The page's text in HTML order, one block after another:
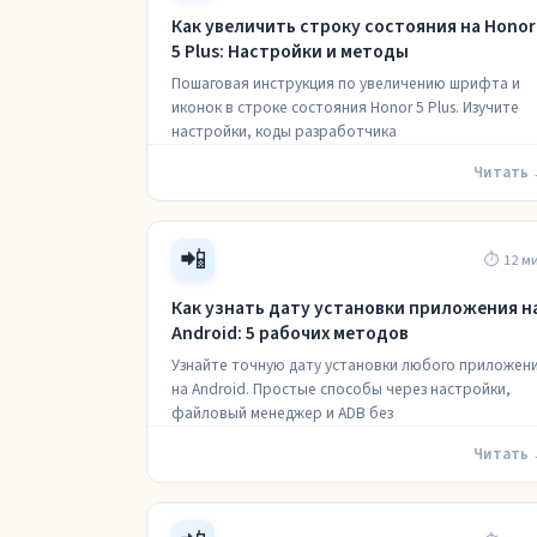
Как увеличить строку состояния на Honor
5 Plus: Настройки и методы
Пошаговая инструкция по увеличению шрифта и
иконок в строке состояния Honor 5 Plus. Изучите
настройки, коды разработчика
Читать
📲 ⏱ 12
Как узнать дату установки приложения
Android: 5 рабочих методов
Узнайте точную дату установки любого
на Android. Простые способы через настройки,
файловый менеджер и ADB без
Читать